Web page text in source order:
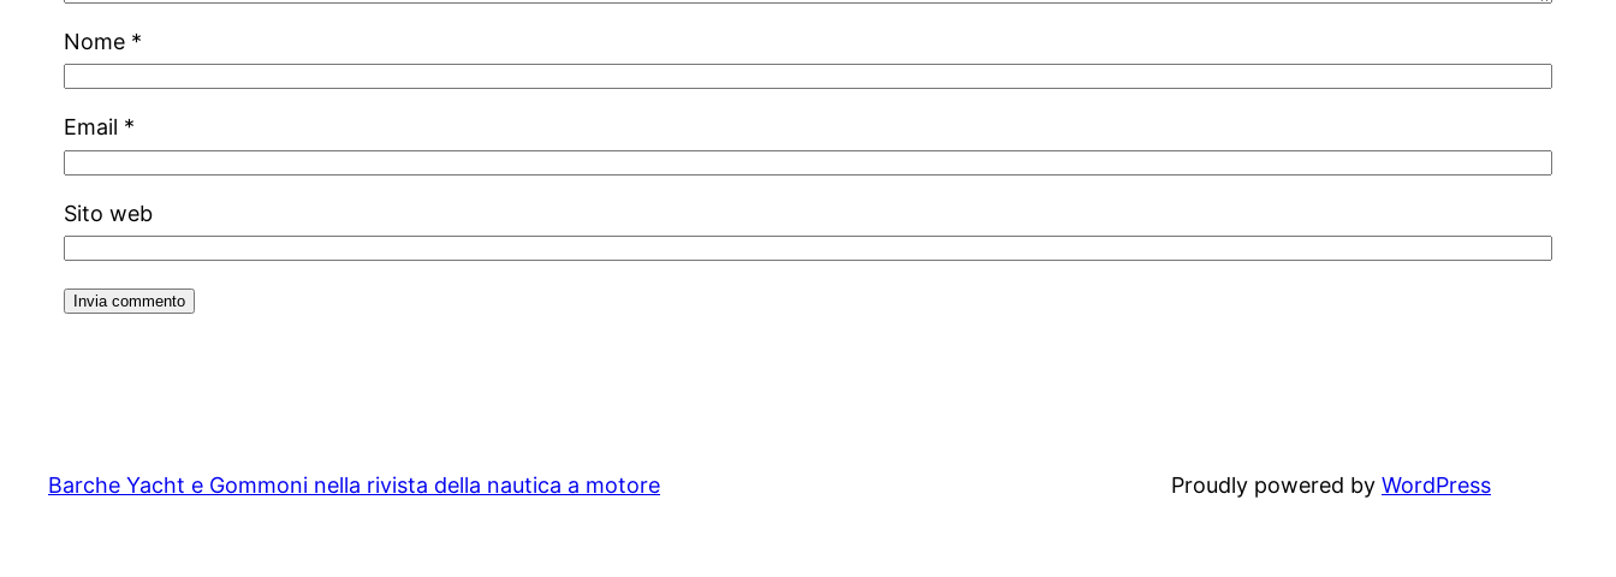
Nome *
Email *
Sito web
Barche Yacht e Gommoni nella rivista della nautica a motore Proudly powered by WordPress